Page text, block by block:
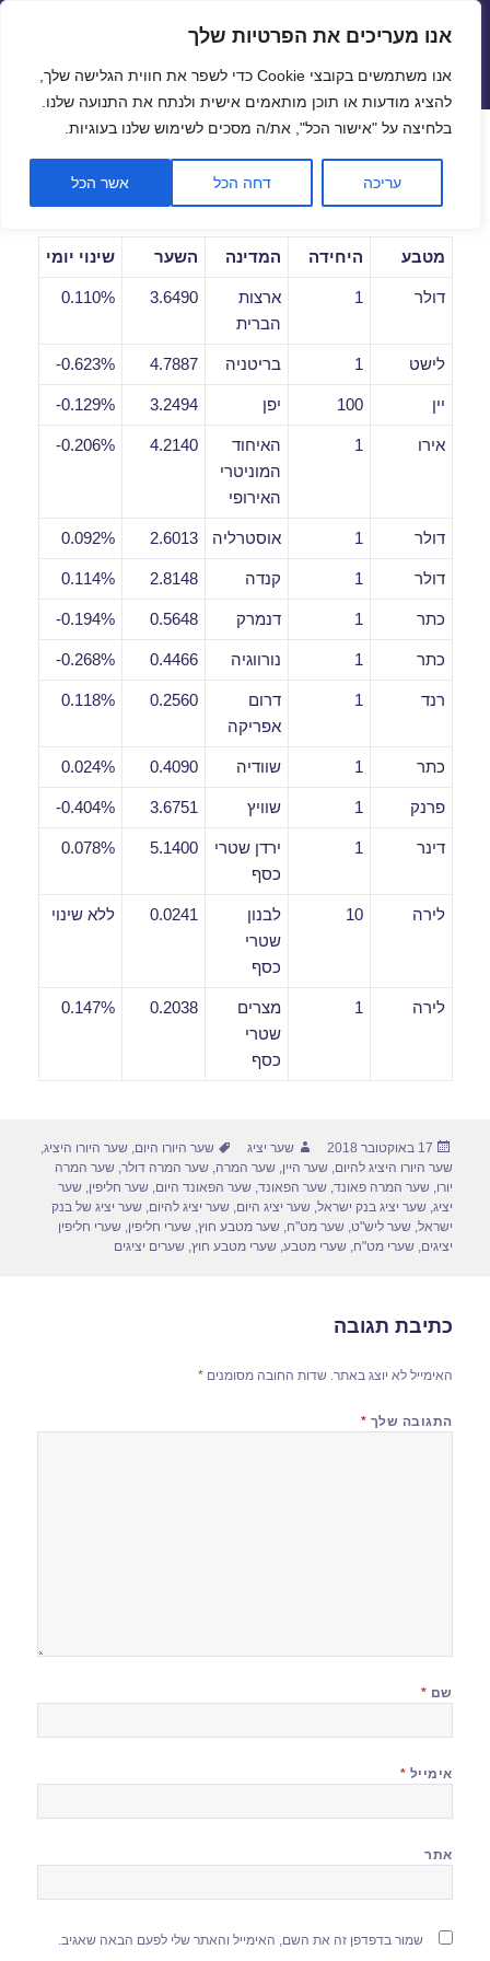
פתח
אנו מעריכים את הפרטיות שלך
אנו משתמשים בקובצי Cookie כדי לשפר את חווית הגלישה שלך,
להציג מודעות או תוכן מותאמים אישית ולנתח את התנועה שלנו.
בלחיצה על "אישור הכל", את/ה מסכים לשימוש שלנו בעוגיות.
עריכה דחה הכל אשר הכל
שערי חליפין יציגים – שער יציג
תפריטים
ווידג'טים
שערי חליפין יומיים לתאריך
17/10/2018
מטבע היחידה המדינה השער שינוי יומי
דולר 1
ארצות
הברית
3.6490
0.110%
לישט 1 בריטניה 4.7887
0.623%-
יין 100 יפן 3.2494
0.129%-
אירו 1
האיחוד
המוניטרי
האירופי
4.2140
0.206%-
דולר 1 אוסטרליה 2.6013
0.092%
דולר 1 קנדה 2.8148
0.114%
כתר 1 דנמרק 0.5648
0.194%-
כתר 1 נורווגיה 0.4466
0.268%-
רנד 1
דרום
אפריקה
0.2560
0.118%
כתר 1 שוודיה 0.4090
0.024%
פרנק 1 שוויץ 3.6751
0.404%-
דינר 1
ירדן שטרי
כסף
5.1400
0.078%
לירה 10
לבנון
שטרי
כסף
0.0241 ללא שינוי
לירה 1
מצרים
שטרי
כסף
0.2038
0.147%
פורסם
בתאריך
17 באוקטובר 2018 מחבר
שער יציג תגיות
שער היורו היום,שער היורו היציג,
שער היורו היציג להיום,שער היין,שער המרה,שער המרה דולר,שער המרה
יורו,שער המרה פאונד,שער הפאונד,שער הפאונד היום,שער חליפין,שער
יציג,שער יציג בנק ישראל,שער יציג היום,שער יציג להיום,שער יציג של בנק
ישראל,שער ליש"ט,שער מט"ח,שער מטבע חוץ,שערי חליפין,שערי חליפין
יציגים,שערי מט"ח,שערי מטבע,שערי מטבע חוץ,שערים יציגים
כתיבת תגובה
האימייל לא יוצג באתר. שדות החובה מסומנים*
התגובה שלך *
שם *
אימייל *
אתר
שמור בדפדפן זה את השם, האימייל והאתר שלי לפעם הבאה שאגיב.